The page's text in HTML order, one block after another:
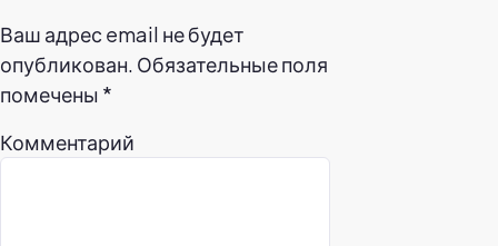
Ваш адрес email не будет
опубликован. Обязательные поля
помечены *
Комментарий